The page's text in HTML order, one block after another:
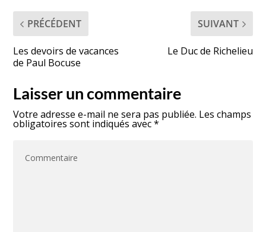
PRÉCÉDENT
Les devoirs de vacances
de Paul Bocuse
SUIVANT
Le Duc de Richelieu
Laisser un commentaire
Votre adresse e-mail ne sera pas publiée. Les champs
obligatoires sont indiqués avec*